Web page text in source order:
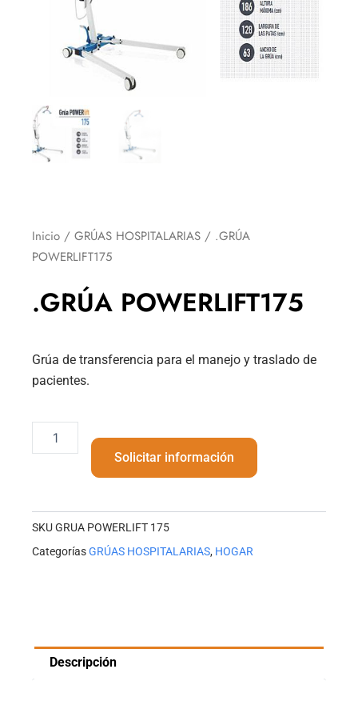
Inicio / GRÚAS HOSPITALARIAS / .GRÚA
POWERLIFT175
.GRÚA POWERLIFT175
Grúa de transferencia para el manejo y traslado de
pacientes.
POWERLIFT175
Solicitar información
SKUGRUA POWERLIFT 175
CategoríasGRÚAS HOSPITALARIAS, HOGAR
Descripción